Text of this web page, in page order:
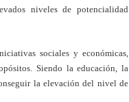
niveles de potencialidad
sociales y económicas,
Siendo la educación, la
la elevación del nivel de